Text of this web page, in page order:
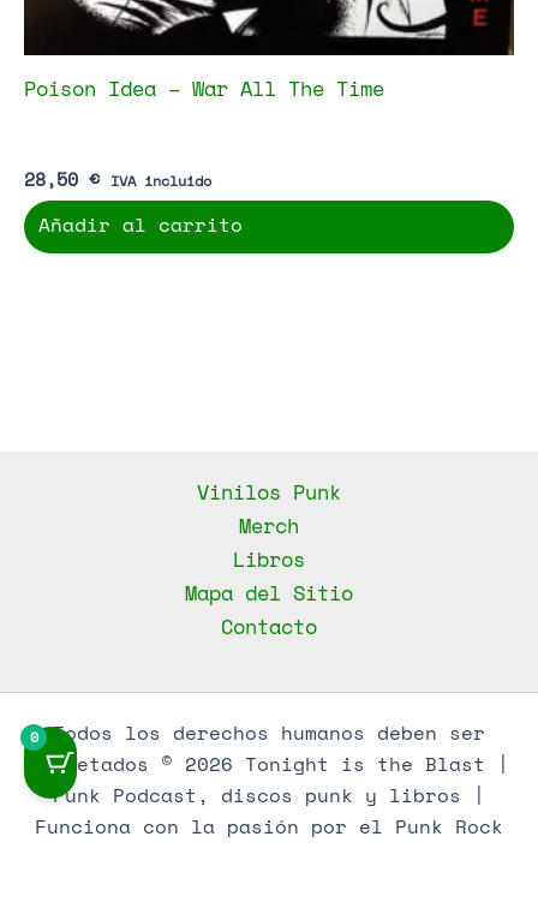
Poison Idea – War All The Time
28,50 € IVA incluido
Añadir al carrito
Vinilos Punk
Merch
Libros
Mapa del Sitio
Contacto
Todos los derechos humanos deben ser
respetados © 2026 Tonight is the Blast |
Punk Podcast, discos punk y libros |
Funciona con la pasión por el Punk Rock
0